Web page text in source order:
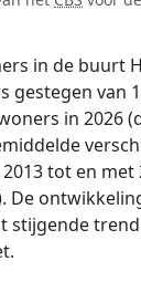
in de buurt
gestegen van
in 2026
tot en met
De
stijgende